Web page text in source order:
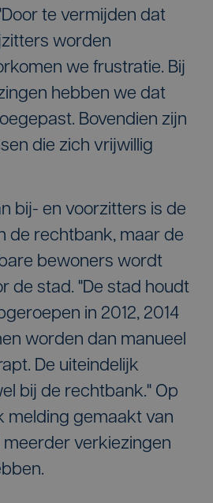
te vermijden dat
worden
we frustratie. Bij
hebben we dat
Bovendien zijn
die zich vrijwillig
bij- en voorzitters is de
de rechtbank, maar de
bewoners wordt
de stad. "De stad houdt
in 2012, 2014
worden dan manueel
De uiteindelijk
bij de rechtbank." Op
melding gemaakt van
verkiezingen